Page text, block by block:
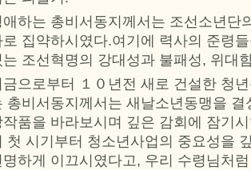
애하는 총비서동지께서는 조선소년단
로 집약하시였다.여기에 력사의 준령
는 조선혁명의 강대성과 불패성, 위대
금으로부터 １０년전 새로 건설한 청
총비서동지께서는 새날소년동맹을
작품을 바라보시며 깊은 감회에 잠기
첫 시기부터 청소년사업의 중요성을
명하게 이끄시였다고, 우리 수령님처